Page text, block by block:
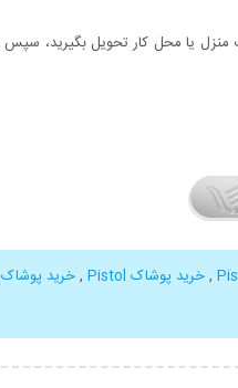
یا محل کار تحویل بگیرید، سپس
,خرید پوشاک Pistol ,خرید